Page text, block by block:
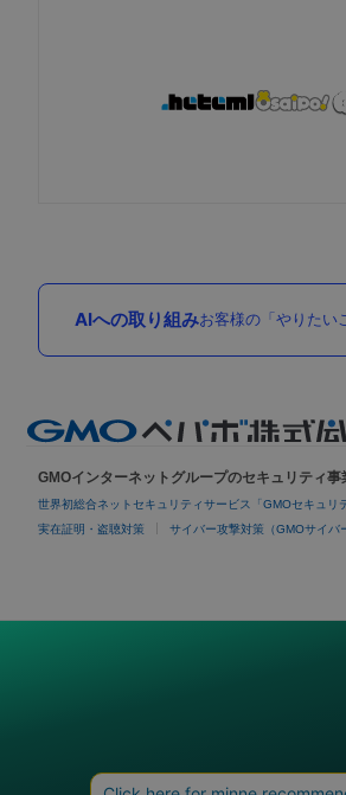
AIへの取り組みお客様の「やりたい
GMOインターネットグループのセキュリティ事
世界初総合ネットセキュリティサービス「GMOセキュリ
実在証明・盗聴対策 サイバー攻撃対策（GMOサイバ